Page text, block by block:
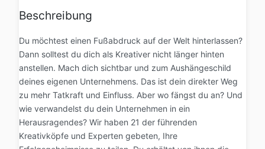
Beschreibung
Du möchtest einen Fußabdruck auf der Welt hinterlassen?
Dann solltest du dich als Kreativer nicht länger hinten
anstellen. Mach dich sichtbar und zum Aushängeschild
deines eigenen Unternehmens. Das ist dein direkter Weg
zu mehr Tatkraft und Einfluss. Aber wo fängst du an? Und
wie verwandelst du dein Unternehmen in ein
Herausragendes? Wir haben 21 der führenden
Kreativköpfe und Experten gebeten, Ihre